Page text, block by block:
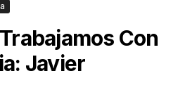
Con
Javier